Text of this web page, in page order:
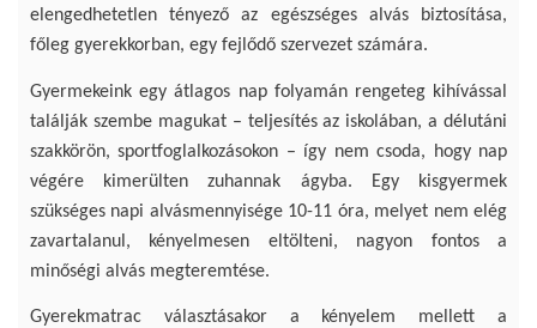
elengedhetetlen tényező az egészséges alvás biztosítása,
főleg gyerekkorban, egy fejlődő szervezet számára.
Gyermekeink egy átlagos nap folyamán rengeteg kihívással
találják szembe magukat – teljesítés az iskolában, a délutáni
szakkörön, sportfoglalkozásokon – így nem csoda, hogy nap
végére kimerülten zuhannak ágyba. Egy kisgyermek
szükséges napi alvásmennyisége 10-11 óra, melyet nem elég
zavartalanul, kényelmesen eltölteni, nagyon fontos a
minőségi alvás megteremtése.
Gyerekmatrac választásakor a kényelem mellett a